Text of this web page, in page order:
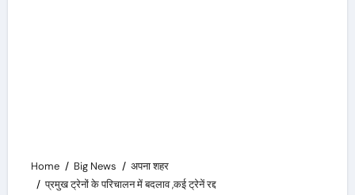
Home Big News
अपना शहर
प्रमुख ट्रेनों के परिचालन में बदलाव ,कई ट्रेनें रद्द